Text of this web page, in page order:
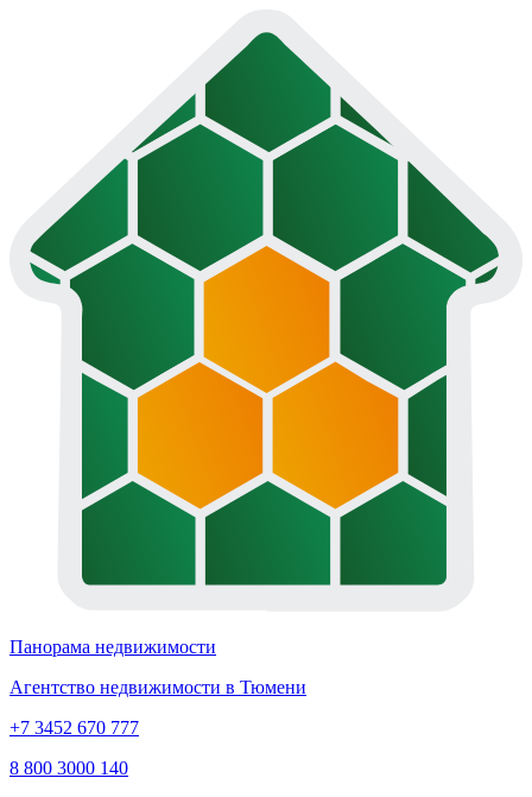
Панорама недвижимости
Агентство недвижимости в Тюмени
+7 3452 670 777
8 800 3000 140